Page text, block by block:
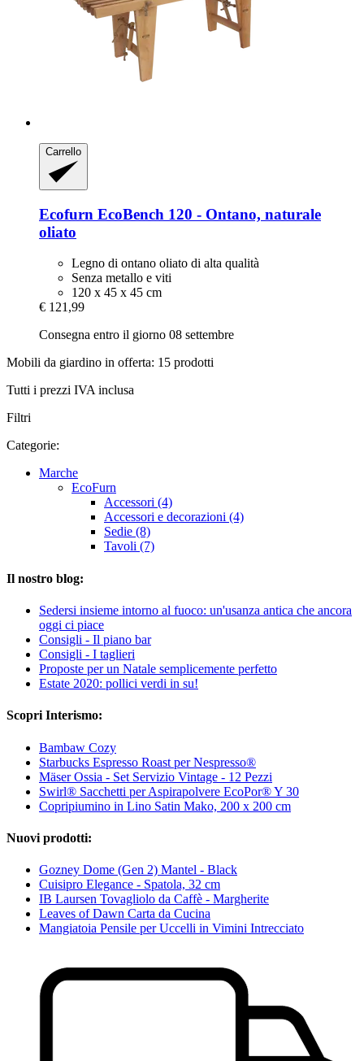
Carrello
Ecofurn EcoBench 120 -​ Ontano, naturale
oliato
Legno di ontano oliato di alta qualità
Senza metallo e viti
120 x 45 x 45 cm
€ 121,99
Consegna entro il giorno 08 settembre
Mobili da giardino in offerta: 15 prodotti
Tutti i prezzi IVA inclusa
Filtri
Categorie:
Marche
EcoFurn
Accessori (4)
Accessori e decorazioni (4)
Sedie (8)
Tavoli (7)
Il nostro blog:
Sedersi insieme intorno al fuoco: un'usanza antica che ancora
oggi ci piace
Consigli - Il piano bar
Consigli - I taglieri
Proposte per un Natale semplicemente perfetto
Estate 2020: pollici verdi in su!
Scopri Interismo:
Bambaw Cozy
Starbucks Espresso Roast per Nespresso®
Mäser Ossia - Set Servizio Vintage - 12 Pezzi
Swirl® Sacchetti per Aspirapolvere EcoPor® Y 30
Copripiumino in Lino Satin Mako, 200 x 200 cm
Nuovi prodotti:
Gozney Dome (Gen 2) Mantel - Black
Cuisipro Elegance - Spatola, 32 cm
IB Laursen Tovagliolo da Caffè - Margherite
Leaves of Dawn Carta da Cucina
Mangiatoia Pensile per Uccelli in Vimini Intrecciato